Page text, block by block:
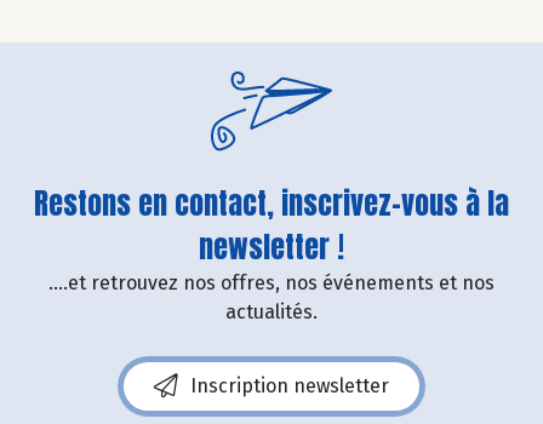
Restons en contact, inscrivez-vous à la
newsletter !
....et retrouvez nos offres, nos événements et nos
actualités.
Inscription newsletter